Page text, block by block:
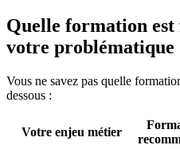
Quelle formation est
votre problématique
Vous ne savez pas quelle
dessous :
Votre enjeu métier